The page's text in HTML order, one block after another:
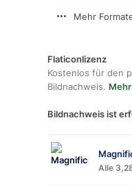
Mehr
Flaticonlizenz
Kostenlos für den
Bildnachweis.
Bildnachweis ist
Alle